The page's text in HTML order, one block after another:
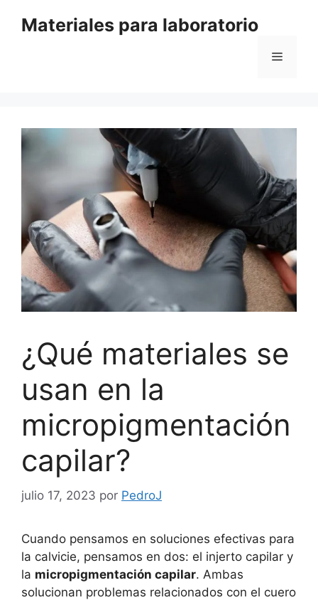
Materiales para laboratorio
Menú
¿Qué materiales se
usan en la
micropigmentación
capilar?
julio 17, 2023 por PedroJ
Cuando pensamos en soluciones efectivas para
la calvicie, pensamos en dos: el injerto capilar y
la micropigmentación capilar. Ambas
solucionan problemas relacionados con el cuero